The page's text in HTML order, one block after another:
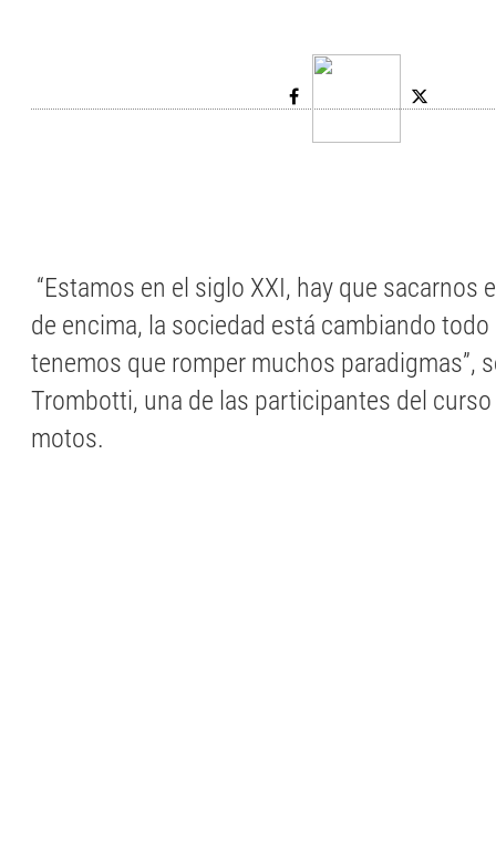
“Estamos en el siglo XXI, hay que sacarnos
de encima, la sociedad está cambiando
tenemos que romper muchos paradigmas”,
Trombotti, una de las participantes del
motos.